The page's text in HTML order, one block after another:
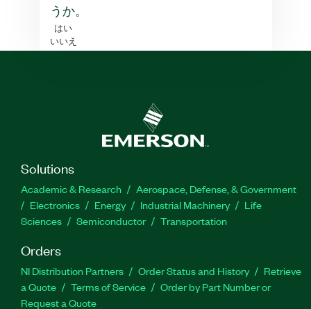
うか。
はい
いいえ
Solutions
Academic & Research
Aerospace, Defense, & Government
Electronics
Energy Industrial Machinery
Life
Sciences
Semiconductor Transportation
Orders
NI Distribution Partners Order Status and History
Retrieve
a Quote
Terms of Service
Order by Part Number or
Request a Quote